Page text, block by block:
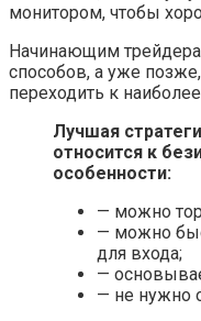
монитором, чтобы
Начинающим
способов, а уже
переходить к
Лучшая
относится к
особенности:
— можно
— можно
для входа;
—
— не нужно